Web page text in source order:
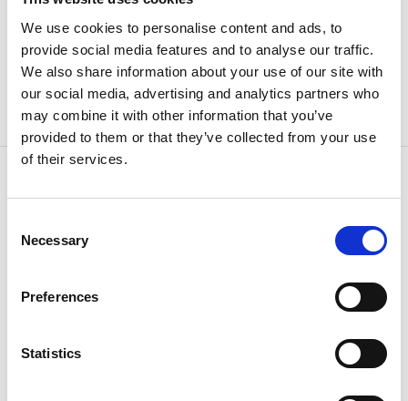
We use cookies to personalise content and ads, to
provide social media features and to analyse our traffic.
We also share information about your use of our site with
our social media, advertising and analytics partners who
may combine it with other information that you’ve
provided to them or that they’ve collected from your use
of their services.
Selection
Necessary
Preferences
Statistics
Förderlösung.
INTERNATIONALE KONTAKTINFORMATIONEN
Weil wir wissen, wie es